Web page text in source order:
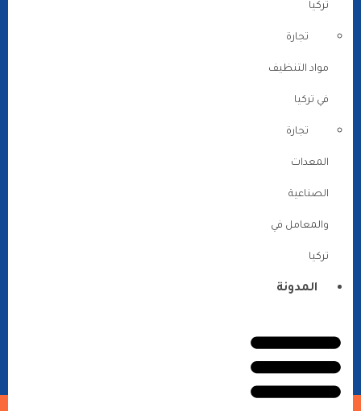
تركيا
تجارة
مواد التنظيف
في تركيا
تجارة
المعدات
الصناعية
والمعامل في
تركيا
المدونة